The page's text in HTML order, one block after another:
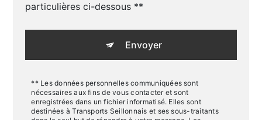
particulières ci-dessous **
Envoyer
** Les données personnelles communiquées sont
nécessaires aux fins de vous contacter et sont
enregistrées dans un fichier informatisé. Elles sont
destinées à Transports Seillonnais et ses sous-traitants